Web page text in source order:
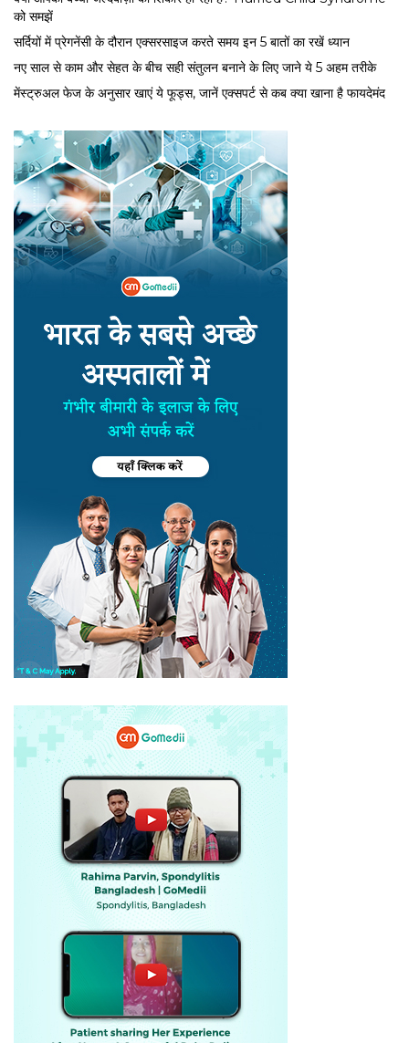
को समझें
सर्द‍ियों में प्रेगनेंसी के दौरान एक्सरसाइज करते समय इन 5 बातों का रखें ध्यान
नए साल से काम और सेहत के बीच सही संतुलन बनाने के लिए जाने ये 5 अहम तरीके
मेंस्ट्रुअल फेज के अनुसार खाएं ये फूड्स, जानें एक्सपर्ट से कब क्या खाना है फायदेमंद